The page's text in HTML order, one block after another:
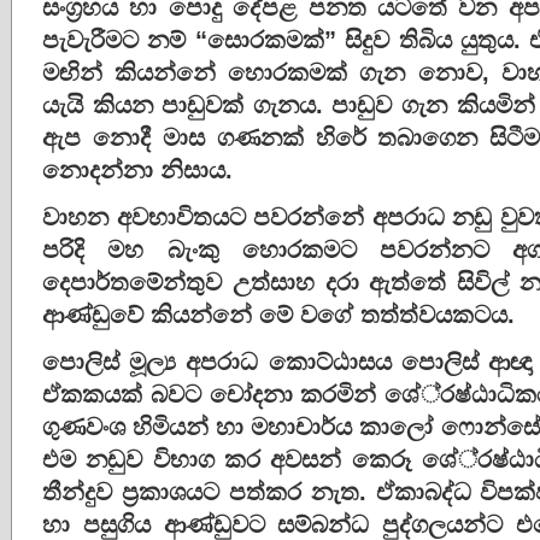
සංග්‍රහය හා පොදු දේපළ පනත යටතේ වන
පැවැරීමට නම් “සොරකමක්” සිදුව තිබිය යුතුය.
මඟින් කියන්නේ හොරකමක් ගැන නොව,
යැයි කියන පාඩුවක් ගැනය. පාඩුව ගැන
ඇප නොදී මාස ගණනක් හිරේ තබාගෙන
නොදන්නා නිසාය.
වාහන අවභාවිතයට පවරන්නේ අපරාධ නඩු
පරිදි මහ බැංකු හොරකමට පවරන්නට
දෙපාර්තමේන්තුව උත්සාහ දරා ඇත්තේ
ආණ්ඩුවේ කියන්නේ මේ වගේ තත්ත්වයකටය.
පොලිස් මූල්‍ය අපරාධ කොට්ඨාසය පොලිස්
ඒකකයක් බවට චෝදනා කරමින්
ගුණවංශ හිමියන් හා මහාචාර්ය කාලෝ
එම නඩුව විභාග කර අවසන් කෙරූ
තීන්දුව ප්‍රකාශයට පත්කර නැත. ඒකාබද්ධ
හා පසුගිය ආණ්ඩුවට සම්බන්ධ පුද්ගලයන්ට